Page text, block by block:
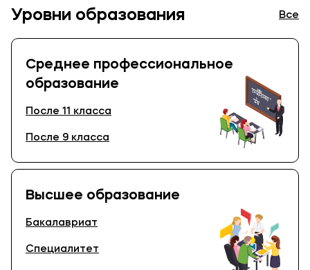
Уровни образования Все
Среднее профессиональное
образование
После 11 класса
После 9 класса
Высшее образование
Бакалавриат
Специалитет